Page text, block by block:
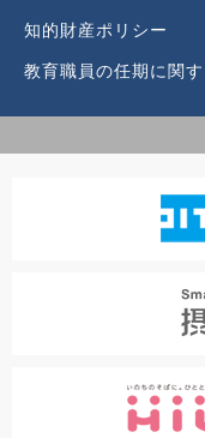
知的財産ポリシー
教育職員の任期に関